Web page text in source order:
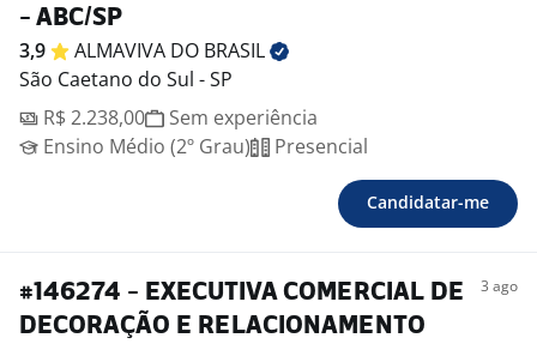
- ABC/SP
3,9 ALMAVIVA DO BRASIL
São Caetano do Sul - SP
R$ 2.238,00
Sem experiência
Ensino Médio (2º Grau)
Presencial
Candidatar-me
#146274 - EXECUTIVA COMERCIAL DE
DECORAÇÃO E RELACIONAMENTO
3 ago